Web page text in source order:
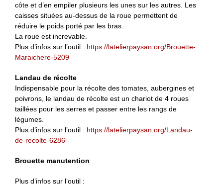
côte et d’en empiler plusieurs les unes sur les autres. Les
caisses situées au-dessus de la roue permettent de
réduire le poids porté par les bras.
La roue est increvable.
Plus d’infos sur l’outil : https://latelierpaysan.org/Brouette-
Maraichere-5209
Landau de récolte
Indispensable pour la récolte des tomates, aubergines et
poivrons, le landau de récolte est un chariot de 4 roues
taillées pour les serres et passer entre les rangs de
légumes.
Plus d’infos sur l’outil : https://latelierpaysan.org/Landau-
de-recolte-6286
Brouette manutention
Plus d’infos sur l’outil :